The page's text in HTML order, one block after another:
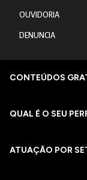
OUVIDORIA
DENUNCIA
CONTEÚDOS
QUAL É O SEU
ATUAÇÃO POR